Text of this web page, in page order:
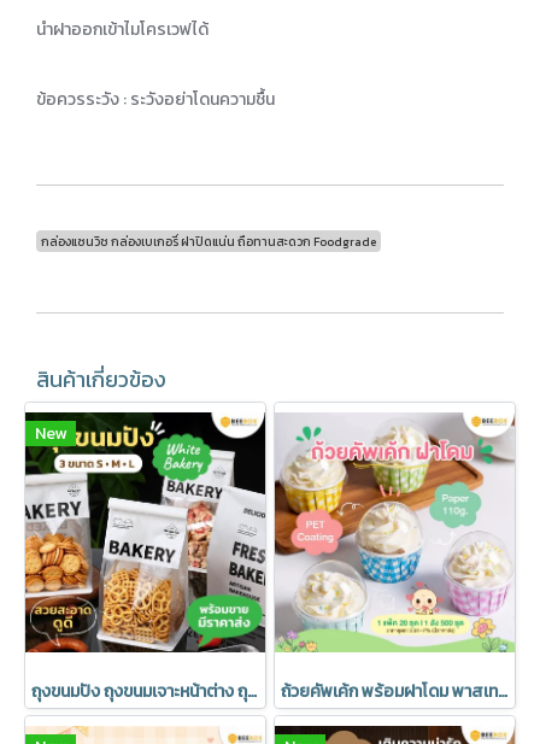
นำฝาออกเข้าไมโครเวฟได้
ข้อควรระวัง : ระวังอย่าโดนความชื้น
กล่องแซนวิช กล่องเบเกอรี่ ฝาปิดแน่น ถือทานสะดวก Foodgrade
สินค้าเกี่ยวข้อง
New
ถุงขนมปัง ถุงขนมเจาะหน้าต่าง ถุงเบเกอรี่ ซองขนม เจาะหน้าต่าง พร้อมลวดรัดที่ปากถุง ลาย Bakery มีราคาส่ง (1แพ็ค : 20 ชิ้น) ถ้วยคัพเค้ก พร้อมฝาโดม พาสเทล อบได้ มีราคาส่ง (1 แพค 20 ชุด)